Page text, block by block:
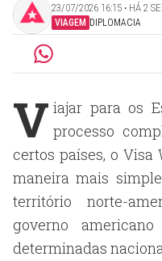
23/07/2026 16:15 ‧ HÁ 2
VIAGEM DIPLOMACIA
V iajar para os
processo
certos países, o
maneira mais
território norte-
governo
determinadas